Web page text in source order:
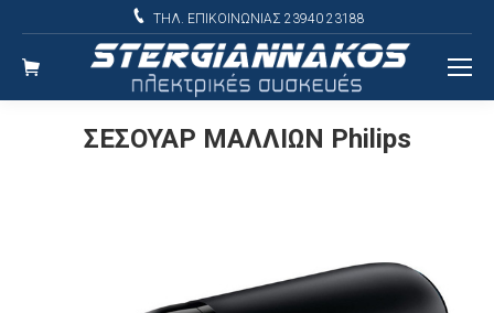
ΤΗΛ. ΕΠΙΚΟΙΝΩΝΙΑΣ 23940 23188
ΣΕΣΟΥΑΡ ΜΑΛΛΙΩΝ Philips